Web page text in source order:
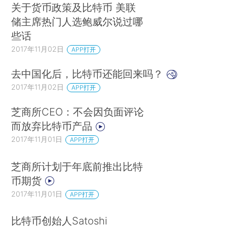
关于货币政策及比特币 美联
储主席热门人选鲍威尔说过哪
些话
2017年11月02日 APP打开
去中国化后，比特币还能回来吗？
2017年11月02日 APP打开
芝商所CEO：不会因负面评论
而放弃比特币产品
2017年11月01日 APP打开
芝商所计划于年底前推出比特
币期货
2017年11月01日 APP打开
比特币创始人Satoshi